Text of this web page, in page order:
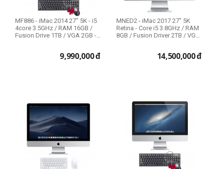
MF886 - iMac 2014 27" 5K - i5
4core 3.5GHz / RAM 16GB /
Fusion Drive 1TB / VGA 2GB -
9,990,000đ
MNED2 - iMac 2017 27" 5K
Retina - Core i5 3.8GHz / RAM
8GB / Fusion Driver 2TB / VGA
14,500,000đ